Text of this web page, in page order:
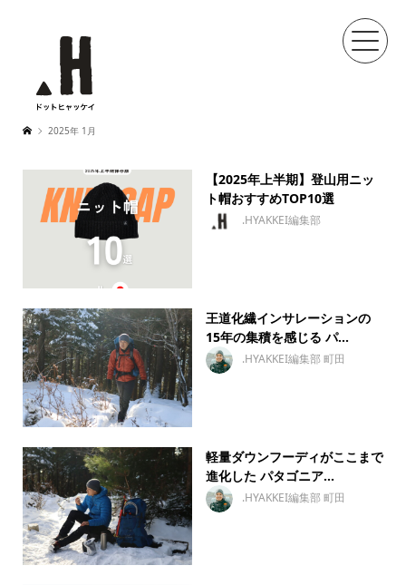
2025年 1月
【2025年上半期】登山用ニッ
ト帽おすすめTOP10選
.HYAKKEI編集部
王道化繊インサレーションの
15年の集積を感じる パ...
.HYAKKEI編集部 町田
軽量ダウンフーディがここまで
進化した パタゴニア...
.HYAKKEI編集部 町田